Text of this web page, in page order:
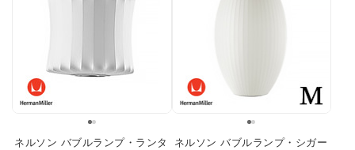
ネルソン バブルランプ・ランタ
ネルソン バブルランプ・シガー